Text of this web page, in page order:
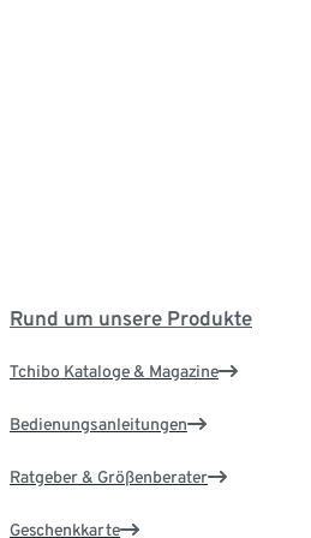
Rund um unsere Produkte
Tchibo Kataloge & Magazine
Bedienungsanleitungen
Ratgeber & Größenberater
Geschenkkarte